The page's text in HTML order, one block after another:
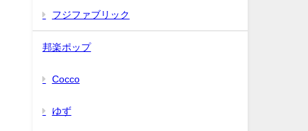
フジファブリック
邦楽ポップ
Cocco
ゆず